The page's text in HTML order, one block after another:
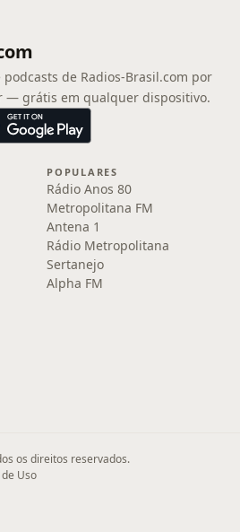
de Radios-Brasil.com por
— grátis em qualquer dispositivo.
POPULARES
Rádio Anos 80
Metropolitana FM
Antena 1
Rádio Metropolitana
Sertanejo
Alpha FM
os direitos reservados.
Uso